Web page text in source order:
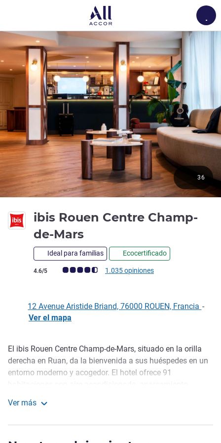
ibis Rouen Centre Champ-
de-Mars
Ideal para familias Ecocertificado
Nota de clientes de Avis (Clasificación de ALL)
4.6/5 1.035 opiniones
36
12 Avenue Aristide Briand, 76000 ROUEN, Francia -
Ver el mapa
Descripción
El ibis Rouen Centre Champ-de-Mars, situado en la orilla
derecha en Ruan, da la bienvenida a sus huéspedes en un
entorno moderno y acogedor. El hotel ofrece 91
hotel, cerca del centro de la ciudad y a las orillas del Sena,
Ver más